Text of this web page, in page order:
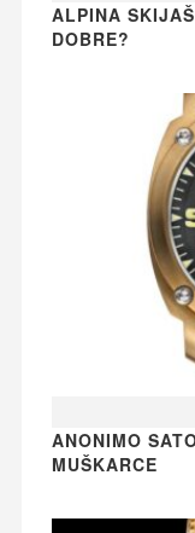
ALPINA
DOBRE?
ANONIMO
MUŠKARCE